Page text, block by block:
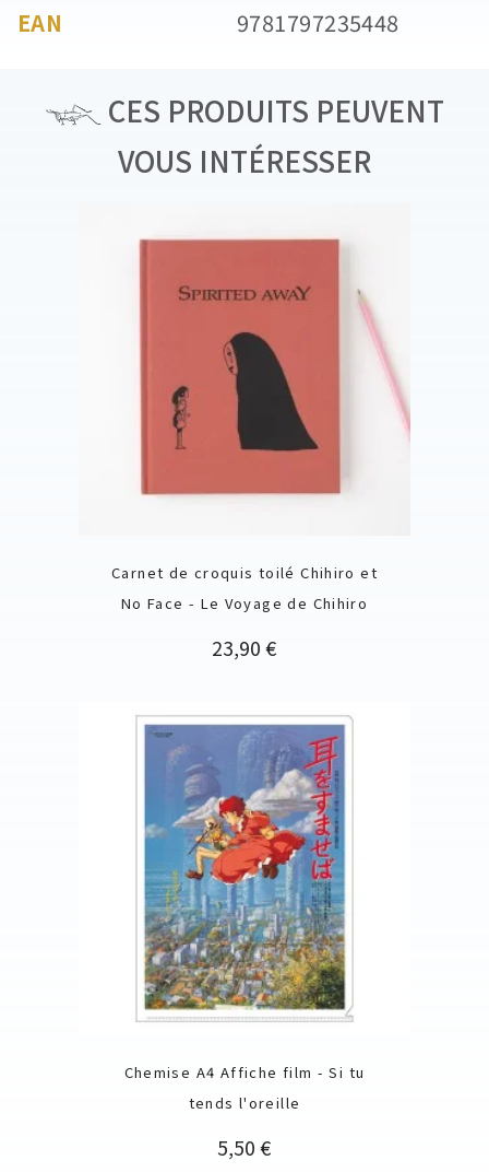
EAN
9781797235448
CES PRODUITS PEUVENT
VOUS INTÉRESSER
Carnet de croquis toilé Chihiro et
No Face - Le Voyage de Chihiro
Prix
23,90 €
Chemise A4 Affiche film - Si tu
tends l'oreille
Prix
5,50 €